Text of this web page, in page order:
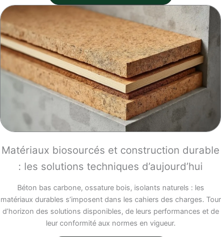
Matériaux biosourcés et construction durable
: les solutions techniques d’aujourd’hui
Béton bas carbone, ossature bois, isolants naturels : les
matériaux durables s’imposent dans les cahiers des charges. Tour
d’horizon des solutions disponibles, de leurs performances et de
leur conformité aux normes en vigueur.